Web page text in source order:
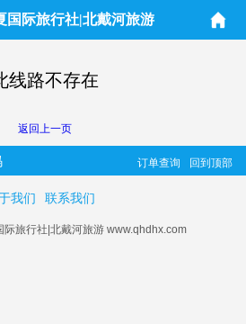
国际旅行社|北戴河旅游
线路不存在
返回上一页
回到顶部
订单查询
我们 联系我们
旅行社|北戴河旅游 www.qhdhx.com